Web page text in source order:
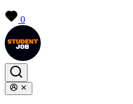
0